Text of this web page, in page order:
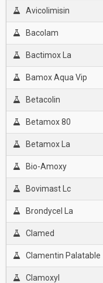
Avicolimisin
Bacolam
Bactimox La
Bamox Aqua Vip
Betacolin
Betamox 80
Betamox La
Bio-Amoxy
Bovimast Lc
Brondycel La
Clamed
Clamentin Palatable
Clamoxyl